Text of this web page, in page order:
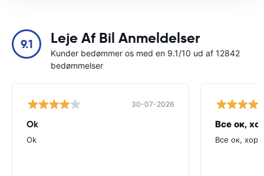
9.1 Leje Af Bil Anmeldelser
Kunder bedømmer os med en 9.1/10 ud af 12842
bedømmelser
30-07-2026
Ok
Ok
Все ок,
Все ок,